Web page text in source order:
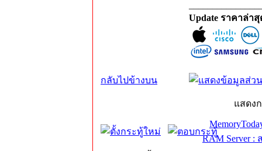
Update ราคาล่า
กลับไปข้างบน
แสดง
RAM Server :